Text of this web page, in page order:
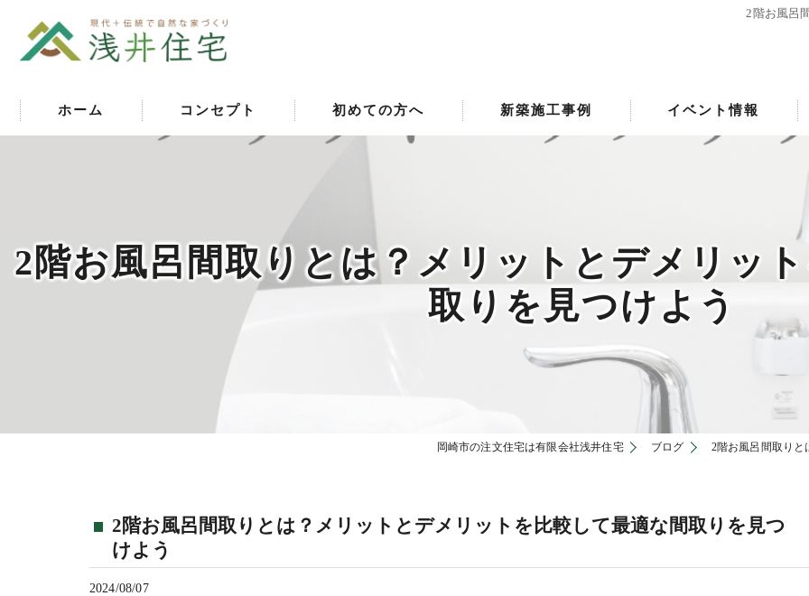
2階お風呂
ホーム コンセプト 初めての方へ 新築施工事例 イベント情報
2階お風呂間取りとは？メリットとデメリッ
取りを見つけよう
岡崎市の注文住宅は有限会社浅井住宅 ブログ 2階お風呂間取り
2階お風呂間取りとは？メリットとデメリットを比較して最適な間取りを見つ
けよう
2024/08/07